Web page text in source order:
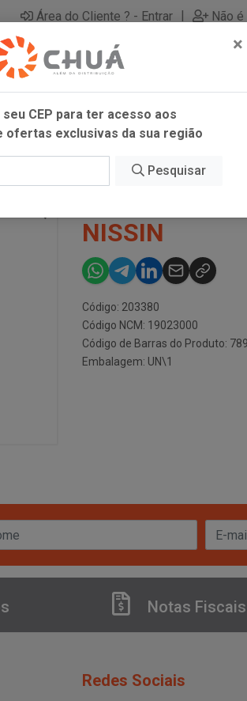
Área do Cliente ? - Entrar | Não
CUP
NISSIN
Código: 203380
Código NCM: 19023000
Código de Barras do Produto:
Embalagem: UN\1
Notas Fiscais
Redes Sociais
×
seu CEP para ter acesso aos
ofertas exclusivas da sua região
Pesquisar